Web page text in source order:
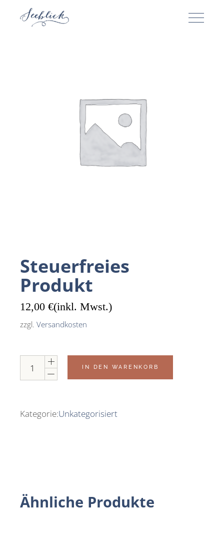
Steuerfreies
Produkt
12,00€(inkl. Mwst.)
zzgl.Versandkosten
Steuerfreies Produkt quantity
IN DEN WARENKORB
Kategorie:Unkategorisiert
Ähnliche Produkte